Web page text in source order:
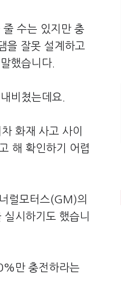
수는 있지만 충
을 잘못 설계하고
했습니다.
비쳤는데요.
화재 사고 사이
해 확인하기 어렵
럴모터스(GM)의
시하기도 했습니
만 충전하라는